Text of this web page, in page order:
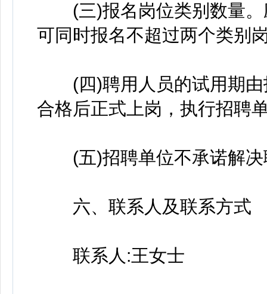
(三)报名岗位类别数量。
可同时报名不超过两个类别
(四)聘用人员的试用期由
合格后正式上岗，执行招聘
(五)招聘单位不承诺解决
六、联系人及联系方式
联系人:王女士